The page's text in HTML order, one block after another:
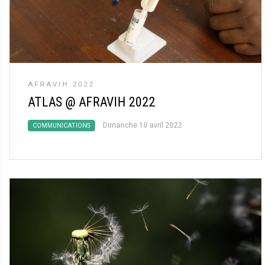
AFRAVIH 2022
ATLAS @ AFRAVIH 2022
COMMUNICATIONS Dimanche 10 avril 2022